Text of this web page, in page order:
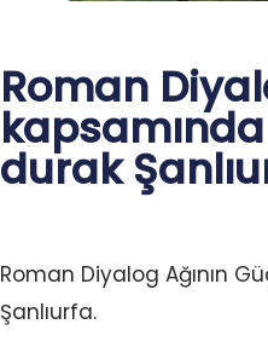
Roman
durak
Roman Diyalog Ağının
Şanlıurfa.